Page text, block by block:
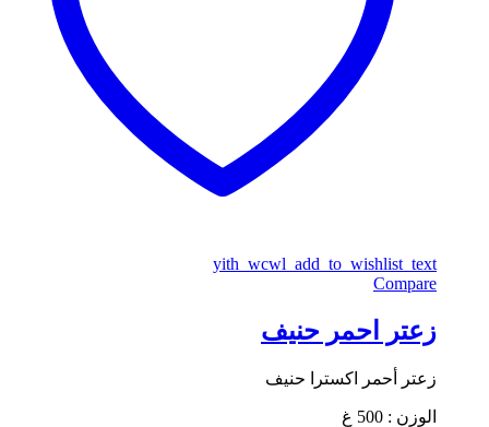
yith_wcwl_add_to_wishlist_text
Compare
زعتر احمر حنيف
زعتر أحمر اكسترا حنيف
الوزن : 500 غ